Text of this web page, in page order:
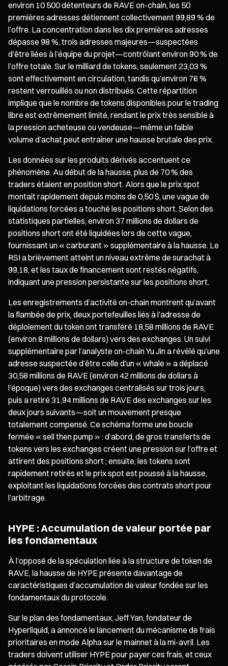
environ 10 500 détenteurs de RAVE on-chain, les 50
premières adresses détiennent collectivement 99,89 % de
l’offre. La concentration dans les dix premières adresses
dépasse 98 %, trois adresses majeures—suspectées
d’être liées à l’équipe du projet—contrôlant environ 90 % de
l’offre totale. Sur le milliard de tokens, seulement 23,03 %
sont effectivement en circulation, tandis qu’environ 76 %
restent verrouillés ou non distribués. Cette répartition
implique que le nombre de tokens disponibles pour le trading
libre est extrêmement limité, rendant le prix très sensible à
la pression acheteuse ou vendeuse—même un faible
volume d’achat peut entraîner une hausse brutale des prix.
Les données sur les produits dérivés accentuent ce
phénomène. Au début de la hausse, plus de 70 % des
traders étaient en position short. Alors que le prix spot
montait rapidement depuis moins de 0,50 $, une vague de
liquidations forcées a touché les positions short. Selon des
statistiques partielles, environ 37 millions de dollars de
positions short ont été liquidées lors de cette vague,
fournissant un « carburant » supplémentaire à la hausse. Le
RSI a brièvement atteint un niveau extrême de surachat à
99,18, et les taux de financement sont restés négatifs,
indiquant une pression persistante sur les positions short.
Les enregistrements d’activité on-chain montrent qu’avant
la flambée de prix, deux portefeuilles liés à l’adresse de
déploiement du token ont transféré 18,58 millions de RAVE
(environ 8 millions de dollars) vers des exchanges. Un suivi
supplémentaire par l’analyste on-chain Yu Jin a révélé qu’une
adresse suspectée d’être celle d’un « whale » a déplacé
30,58 millions de RAVE (environ 42 millions de dollars à
l’époque) vers des exchanges centralisés sur trois jours,
puis a retiré 31,94 millions de RAVE des exchanges sur les
deux jours suivants—soit un mouvement presque
totalement compensé. Ce schéma forme une boucle
fermée « sell then pump » : d’abord, de gros transferts de
tokens vers les exchanges créent une pression sur l’offre et
attirent des positions short ; ensuite, les tokens sont
rapidement retirés et le prix spot est poussé à la hausse,
exploitant les liquidations forcées des contrats short pour
l’arbitrage.
HYPE : Accumulation de valeur portée par
les fondamentaux
À l’opposé de la spéculation liée à la structure de token de
RAVE, la hausse de HYPE présente davantage de
caractéristiques d’accumulation de valeur fondée sur les
fondamentaux du protocole.
Sur le plan des fondamentaux, Jeff Yan, fondateur de
Hyperliquid, a annoncé le lancement du mécanisme de frais
prioritaires en mode Alpha sur le mainnet à la mi-avril. Les
traders doivent utiliser HYPE pour payer ces frais, et ceux